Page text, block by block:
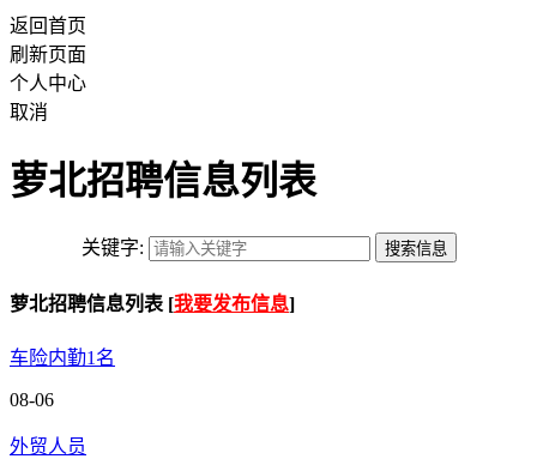
返回首页
刷新页面
个人中心
取消
萝北招聘信息列表
关键字:
萝北招聘信息列表 [我要发布信息]
车险内勤1名
08-06
外贸人员